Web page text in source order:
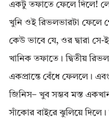
একটু তফাতে ফেলে দিলে!
খুনি ওই রিভলভারটা ফেলে
কেউ ভাবে যে, ওর দ্বারা
খানিক তফাতে। দ্বিতীয়
একপ্রান্তে বেঁধে ফেললে।
জিনিস– খুব সম্ভব মস্ত
সাঁকোর বাইরে ঝুলিয়ে